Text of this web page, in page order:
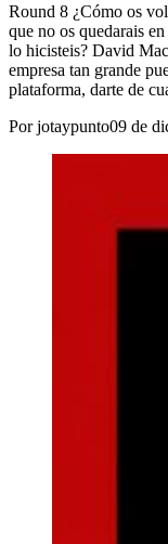
Round 8 ¿Cómo os
que no os quedarais
lo hicisteis? David
empresa tan grande
plataforma, darte de
Porjotaypunto09 de